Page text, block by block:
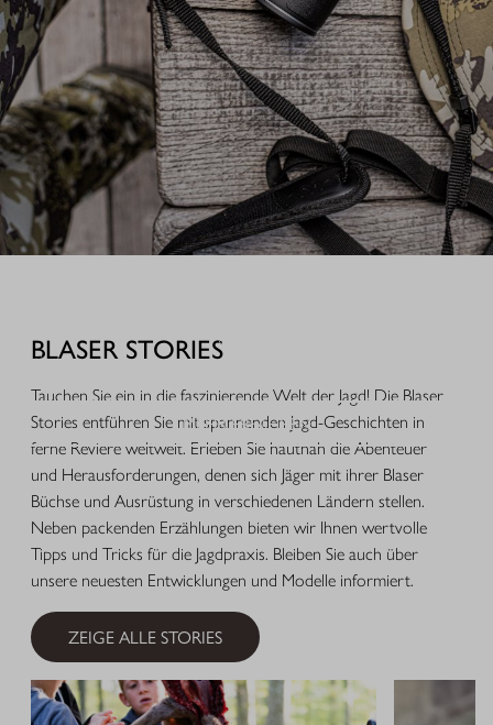
AUSRÜSTUNG FÜR IHREN JAGDERFOLG
Freizeit.
MEHR ERFAHREN
BLASER STORIES
Tauchen Sie ein in die faszinierende Welt der Jagd! Die Blaser
Stories entführen Sie mit spannenden Jagd-Geschichten in
ferne Reviere weltweit. Erleben Sie hautnah die Abenteuer
und Herausforderungen, denen sich Jäger mit ihrer Blaser
Büchse und Ausrüstung in verschiedenen Ländern stellen.
Neben packenden Erzählungen bieten wir Ihnen wertvolle
Tipps und Tricks für die Jagdpraxis. Bleiben Sie auch über
unsere neuesten Entwicklungen und Modelle informiert.
ZEIGE ALLE STORIES